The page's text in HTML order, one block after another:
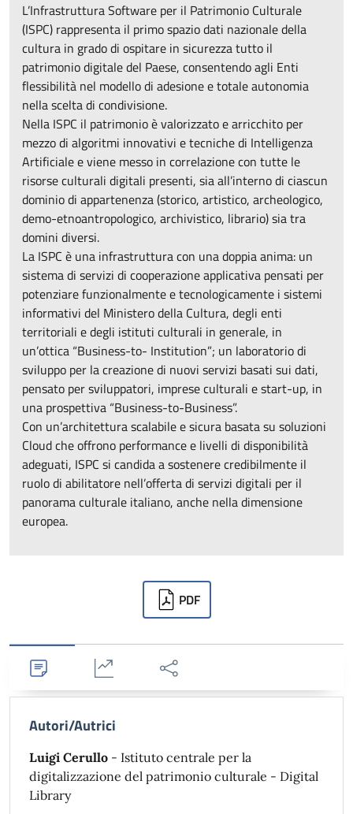
L’Infrastruttura Software per il Patrimonio Culturale
(ISPC) rappresenta il primo spazio dati nazionale della
cultura in grado di ospitare in sicurezza tutto il
patrimonio digitale del Paese, consentendo agli Enti
flessibilità nel modello di adesione e totale autonomia
nella scelta di condivisione.
Nella ISPC il patrimonio è valorizzato e arricchito per
mezzo di algoritmi innovativi e tecniche di Intelligenza
Artificiale e viene messo in correlazione con tutte le
risorse culturali digitali presenti, sia all’interno di ciascun
dominio di appartenenza (storico, artistico, archeologico,
demo-etnoantropologico, archivistico, librario) sia tra
domini diversi.
La ISPC è una infrastruttura con una doppia anima: un
sistema di servizi di cooperazione applicativa pensati per
potenziare funzionalmente e tecnologicamente i sistemi
informativi del Ministero della Cultura, degli enti
territoriali e degli istituti culturali in generale, in
un’ottica “Business-to- Institution”; un laboratorio di
sviluppo per la creazione di nuovi servizi basati sui dati,
pensato per sviluppatori, imprese culturali e start-up, in
una prospettiva “Business-to-Business”.
Con un’architettura scalabile e sicura basata su soluzioni
Cloud che offrono performance e livelli di disponibilità
adeguati, ISPC si candida a sostenere credibilmente il
ruolo di abilitatore nell’offerta di servizi digitali per il
panorama culturale italiano, anche nella dimensione
europea.
PDF
Dettagli Statistiche Condividi
Autori/Autrici
Luigi Cerullo - Istituto centrale per la
digitalizzazione del patrimonio culturale - Digital
Library